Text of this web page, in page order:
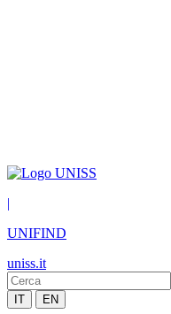
|
UNIFIND
uniss.it
IT EN